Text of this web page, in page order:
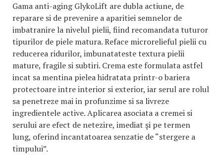
Gama anti-aging GlykoLift are dubla actiune, de
reparare si de prevenire a aparitiei semnelor de
imbatranire la nivelul pielii, fiind recomandata tuturor
tipurilor de piele matura. Reface microrelieful pielii cu
reducerea ridurilor, imbunatateste textura pielii
mature, fragile si subtiri. Crema este formulata astfel
incat sa mentina pielea hidratata printr-o bariera
protectoare intre interior si exterior, iar serul are rolul
sa penetreze mai in profunzime si sa livreze
ingredientele active. Aplicarea asociata a cremei si
serului are efect de netezire, imediat şi pe termen
lung, oferind incantatoarea senzatie de “stergere a
timpului”.